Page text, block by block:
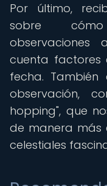
Por último,
sobre
observaciones
cuenta factores
fecha. También
observación,
hopping", que
de manera más
celestiales